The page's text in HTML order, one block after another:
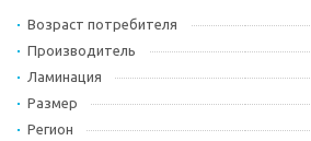
Возраст потребителя
Производитель
Ламинация
Размер
Регион